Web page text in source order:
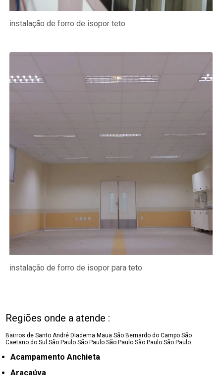
instalação de forro de isopor teto
instalação de forro de isopor para teto
Regiões onde a atende :
Bairros de Santo André Diadema Maua São Bernardo do Campo São
Caetano do SulSão Paulo São Paulo São Paulo São Paulo São Paulo
Acampamento Anchieta
Araçaúva